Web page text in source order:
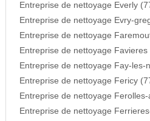
Entreprise de nettoyage Everly
Entreprise de nettoyage Evry-
Entreprise de nettoyage
Entreprise de nettoyage Favieres
Entreprise de nettoyage Fay-les-
Entreprise de nettoyage Fericy
Entreprise de nettoyage
Entreprise de nettoyage